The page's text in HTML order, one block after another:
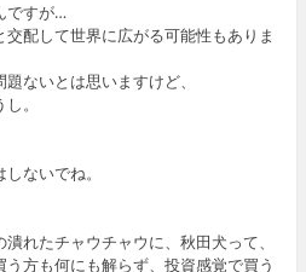
ですが…
配して世界に広がる可能性もありま
ないとは思いますけど、
。
ないでね。
れたチャウチャウに、秋田犬って、
方も何にも解らず、投資感覚で買う